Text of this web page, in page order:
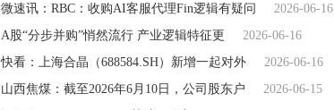
微速讯：RBC：收购AI客服代理Fin逻辑有疑问
2026-06-16
A股“分步并购”悄然流行 产业逻辑特征更
2026-06-16
快看：上海合晶（688584.SH）新增一起对外
2026-06-16
山西焦煤：截至2026年6月10日，公司股东户
2026-06-15